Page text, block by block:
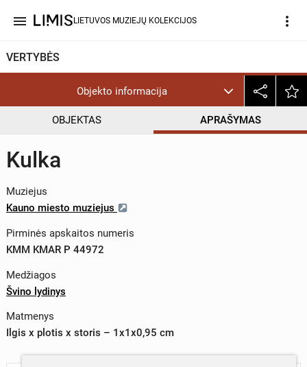
menu LIETUVOS MUZIEJŲ KOLEKCIJOS more_vert
VERTYBĖS
Objekto informacija
OBJEKTAS APRAŠYMAS
Kulka
Muziejus
Kauno miesto muziejus
Pirminės apskaitos numeris
KMM KMAR P 44972
Medžiagos
Švino lydinys
Matmenys
Ilgis x plotis x storis – 1x1x0,95 cm